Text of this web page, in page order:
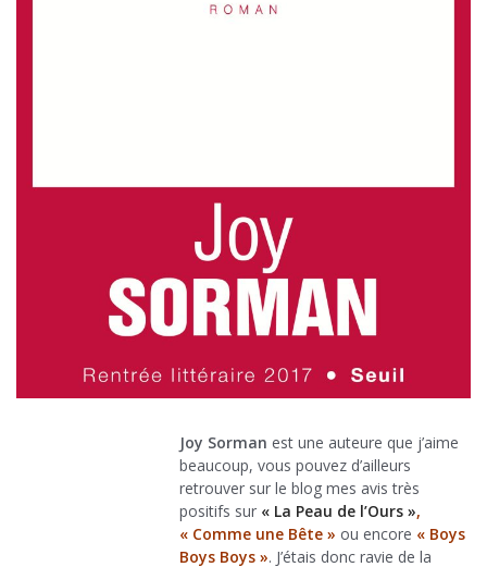
Joy Sorman est une auteure que j’aime
beaucoup, vous pouvez d’ailleurs
retrouver sur le blog mes avis très
positifs sur « La Peau de l’Ours »,
« Comme une Bête » ou encore « Boys
Boys Boys ». J’étais donc ravie de la